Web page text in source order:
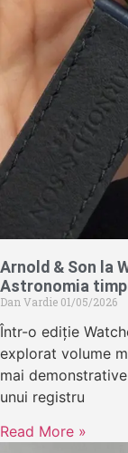
Arnold & Son la
Astronomia
Dan Vardie 01/05/2026
Într-o ediție
explorat volume
mai
unui registru
Read More »